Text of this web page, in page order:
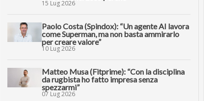
15 Lug 2026
Paolo Costa (Spindox): “Un agente AI lavora
come Superman, ma non basta ammirarlo
per creare valore”
10 Lug 2026
Matteo Musa (Fitprime): “Con la disciplina
da rugbista ho fatto impresa senza
spezzarmi”
07 Lug 2026